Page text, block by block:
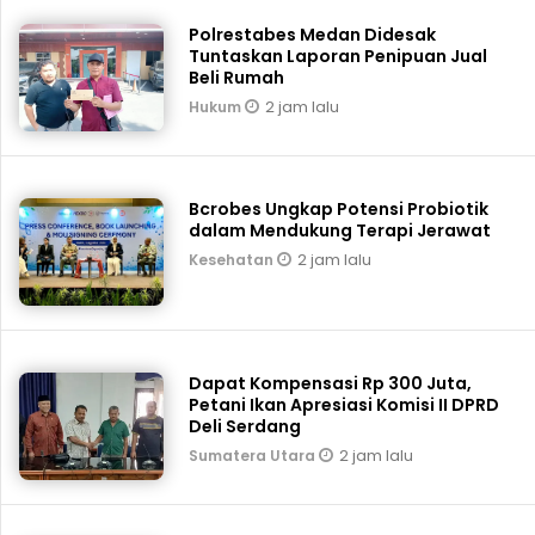
Polrestabes Medan Didesak
Tuntaskan Laporan Penipuan Jual
Beli Rumah
Hukum 2 jam lalu
Bcrobes Ungkap Potensi Probiotik
dalam Mendukung Terapi Jerawat
Kesehatan 2 jam lalu
Dapat Kompensasi Rp 300 Juta,
Petani Ikan Apresiasi Komisi II DPRD
Deli Serdang
Sumatera Utara 2 jam lalu